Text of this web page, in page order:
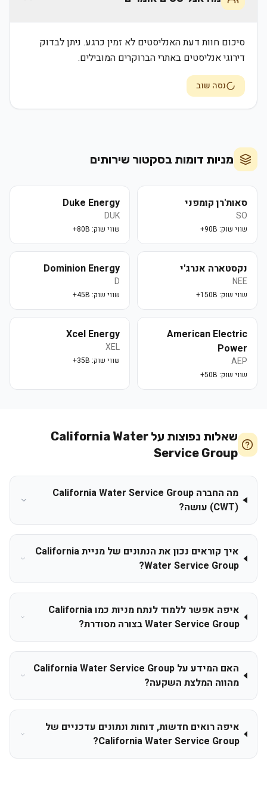
סיכום חוות דעת האנליסטים לא זמין כרגע. ניתן לבדוק
דירוגי אנליסטים באתרי הברוקרים המובילים.
נסה שוב
מניות דומות בסקטור שירותים
סאות'רן קומפני
SO
שווי שוק: 90B+
Duke Energy
DUK
שווי שוק: 80B+
נקסטארה אנרג'י
NEE
שווי שוק: 150B+
Dominion Energy
D
שווי שוק: 45B+
American Electric
Power
AEP
שווי שוק: 50B+
Xcel Energy
XEL
שווי שוק: 35B+
שאלות נפוצות עלCalifornia Water
Service Group
מה החברה California Water Service Group
(CWT) עושה?
איך קוראים נכון את הנתונים של מניית California
Water Service Group?
איפה אפשר ללמוד לנתח מניות כמו California
Water Service Group בצורה מסודרת?
האם המידע על California Water Service Group
מהווה המלצת השקעה?
איפה רואים חדשות, דוחות ונתונים עדכניים של
California Water Service Group?